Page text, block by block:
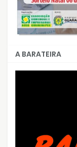
A BARATEIRA